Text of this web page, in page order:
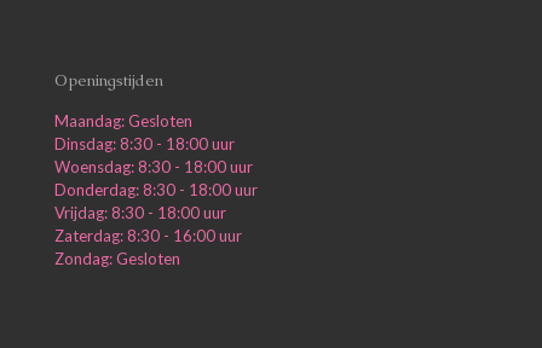
Openingstijden
Maandag: Gesloten
Dinsdag: 8:30 - 18:00 uur
Woensdag: 8:30 - 18:00 uur
Donderdag: 8:30 - 18:00 uur
Vrijdag: 8:30 - 18:00 uur
Zaterdag: 8:30 - 16:00 uur
Zondag: Gesloten